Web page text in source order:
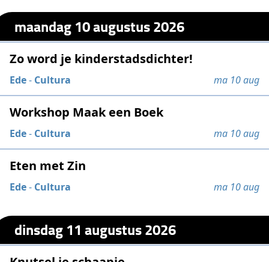
maandag 10 augustus 2026
Zo word je kinderstadsdichter!
Ede- Cultura ma 10 aug
Workshop Maak een Boek
Ede- Cultura ma 10 aug
Eten met Zin
Ede- Cultura ma 10 aug
dinsdag 11 augustus 2026